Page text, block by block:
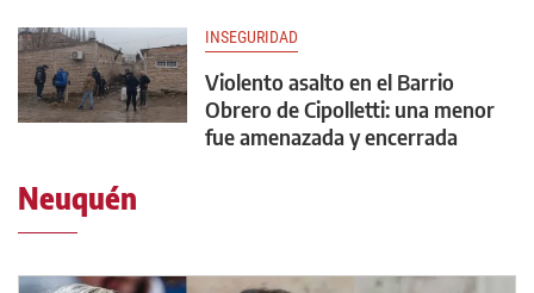
INSEGURIDAD
Violento asalto en el Barrio
Obrero de Cipolletti: una menor
fue amenazada y encerrada
Neuquén